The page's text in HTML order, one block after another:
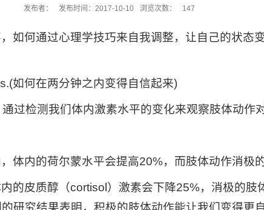
发布者： 发布时间：2017-10-10 浏览次数： 147
如何通过心理学技巧来自我调整，让自己的状态
如何在两分钟之内变得自信起来)
过检测我们体内激素水平的变化来观察肢体动作
体内的荷尔蒙水平会提高20%，而肢体动作消极
的皮质醇（cortisol）激素会下降25%，消极的
研究结果表明，积极的肢体动作能让我们变得更